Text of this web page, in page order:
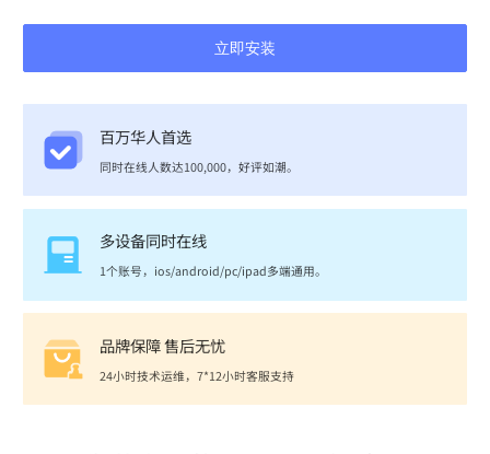
立即安装
百万华人首选
同时在线人数达100,000，好评如潮。
多设备同时在线
1个账号，ios/android/pc/ipad多端通用。
品牌保障 售后无忧
24小时技术运维，7*12小时客服支持